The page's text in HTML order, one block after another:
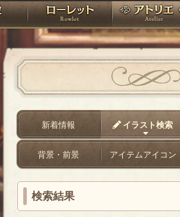
PandoraPartyProject
神殿 ローレット
新着情報 イラスト検索
背景・前景 アイテムアイコン
検索結果